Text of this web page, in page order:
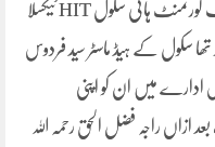
رکھا اس کے بعد ابرار حسین صدیقی کی پوسٹنگ گورنمنٹ ہائی سکول HIT ٹیکسلا
سکول کے ہیڈ ماسٹر سید فردوس
ادارے میں ان کو اپنی
ازاں راجہ فضل الحق رحمہ اللہ